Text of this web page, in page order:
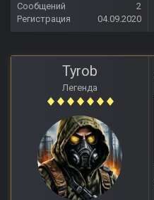
Сообщений
2
Регистрация
04.09.2020
Tyrob
Легенда